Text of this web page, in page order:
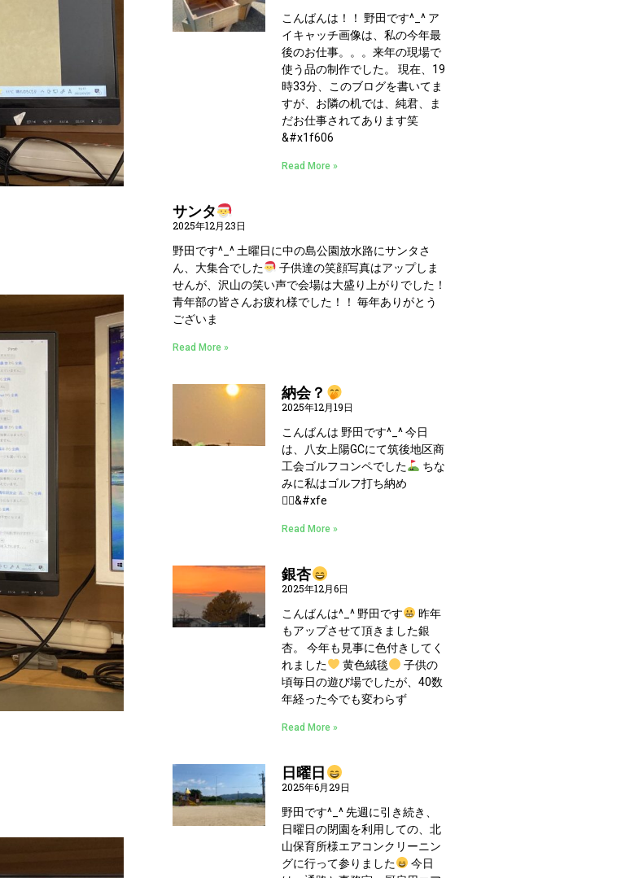
こんばんは！！ 野田です^_^ ア
イキャッチ画像は、私の今年最
後のお仕事。。。来年の現場で
使う品の制作でした。 現在、19
時33分、このブログを書いてま
すが、お隣の机では、純君、ま
だお仕事されてあります笑
&#x1f606
Read More »
サンタ
2025年12月23日
野田です^_^ 土曜日に中の島公園放水路にサンタさ
ん、大集合でした
子供達の笑顔写真はアップしま
せんが、沢山の笑い声で会場は大盛り上がりでした！
青年部の皆さんお疲れ様でした！！ 毎年ありがとう
ございま
Read More »
納会？
2025年12月19日
こんばんは 野田です^_^ 今日
は、八女上陽GCにて筑後地区商
工会ゴルフコンペでした
ちな
みに私はゴルフ打ち納め
🏌‍♀&#xfe
Read More »
銀杏
2025年12月6日
こんばんは^_^ 野田です
昨年
もアップさせて頂きました銀
杏。 今年も見事に色付きしてく
れました
黄色絨毯
子供の
頃毎日の遊び場でしたが、40数
年経った今でも変わらず
Read More »
日曜日
2025年6月29日
野田です^_^ 先週に引き続き、
日曜日の閉園を利用しての、北
山保育所様エアコンクリーニン
グに行って参りました
今日